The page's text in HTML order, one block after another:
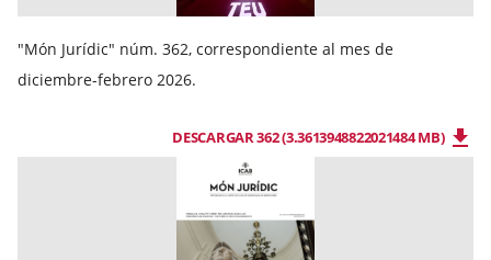
"Món Jurídic" núm. 362, correspondiente al mes de
diciembre-febrero 2026.
DESCARGAR 362 (3.3613948822021484 MB)